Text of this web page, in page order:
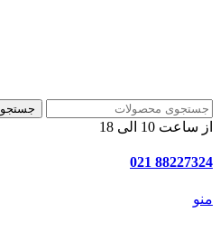
جستجو
از ساعت 10 الی 18
88227324 021
منو